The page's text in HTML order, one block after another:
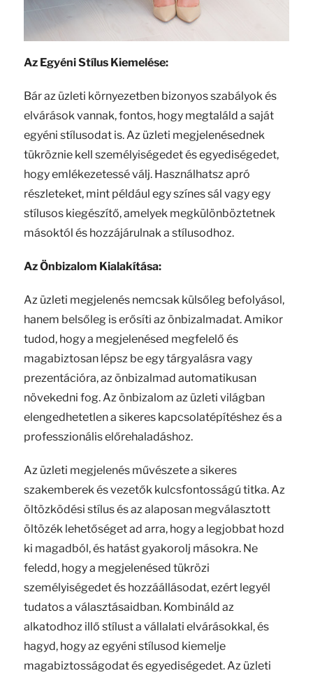
Az Egyéni Stílus Kiemelése:
Bár az üzleti környezetben bizonyos szabályok és
elvárások vannak, fontos, hogy megtaláld a saját
egyéni stílusodat is. Az üzleti megjelenésednek
tükröznie kell személyiségedet és egyediségedet,
hogy emlékezetessé válj. Használhatsz apró
részleteket, mint például egy színes sál vagy egy
stílusos kiegészítő, amelyek megkülönböztetnek
másoktól és hozzájárulnak a stílusodhoz.
Az Önbizalom Kialakítása:
Az üzleti megjelenés nemcsak külsőleg befolyásol,
hanem belsőleg is erősíti az önbizalmadat. Amikor
tudod, hogy a megjelenésed megfelelő és
magabiztosan lépsz be egy tárgyalásra vagy
prezentációra, az önbizalmad automatikusan
növekedni fog. Az önbizalom az üzleti világban
elengedhetetlen a sikeres kapcsolatépítéshez és a
professzionális előrehaladáshoz.
Az üzleti megjelenés művészete a sikeres
szakemberek és vezetők kulcsfontosságú titka. Az
öltözködési stílus és az alaposan megválasztott
öltözék lehetőséget ad arra, hogy a legjobbat hozd
ki magadból, és hatást gyakorolj másokra. Ne
feledd, hogy a megjelenésed tükrözi
személyiségedet és hozzáállásodat, ezért legyél
tudatos a választásaidban. Kombináld az
alkatodhoz illő stílust a vállalati elvárásokkal, és
hagyd, hogy az egyéni stílusod kiemelje
magabiztosságodat és egyediségedet. Az üzleti